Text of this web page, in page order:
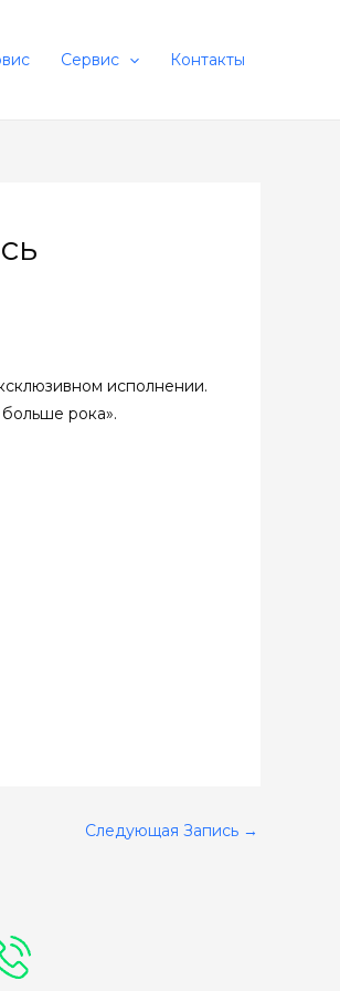
Сервис Контакты
исполнении.
рока».
Следующая Запись →